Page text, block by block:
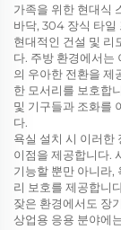
가족을 위한 현대식
바닥, 304 장식 타일
현대적인 건설 및 리
다. 주방 환경에서는
의 우아한 전환을 제
한 모서리를 보호합
및 기구들과 조화를
다.
욕실 설치 시 이러한
이점을 제공합니다.
기능할 뿐만 아니라,
리 보호를 제공합니
잦은 환경에서도 장
상업용 응용 분야에